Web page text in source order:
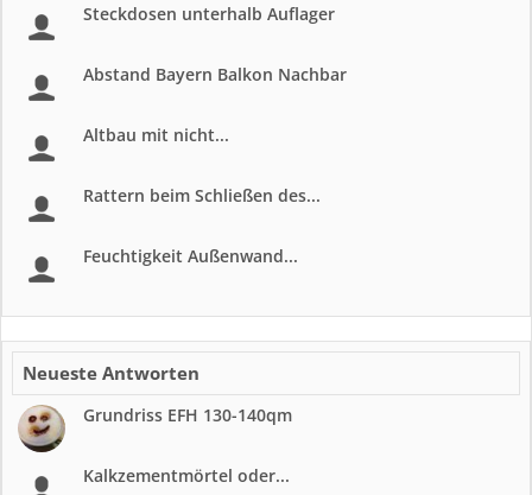
Steckdosen unterhalb Auflager
Abstand Bayern Balkon Nachbar
Altbau mit nicht...
Rattern beim Schließen des...
Feuchtigkeit Außenwand...
Neueste Antworten
Grundriss EFH 130-140qm
Kalkzementmörtel oder...